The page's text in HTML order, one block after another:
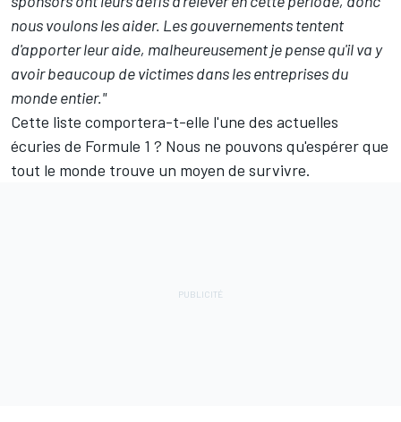
nous voulons les aider. Les gouvernements tentent
d'apporter leur aide, malheureusement je pense qu'il va y
avoir beaucoup de victimes dans les entreprises du
monde entier."
Cette liste comportera-t-elle l'une des actuelles
écuries de Formule 1 ? Nous ne pouvons qu'espérer que
tout le monde trouve un moyen de survivre.